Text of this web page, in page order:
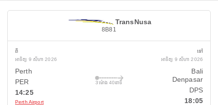
TransNusa
8B81
ពី
អាទិត្យ 9 សីហា 2026
Perth
PER
14:25
Perth Airport
3ម៉ោង 40នាទី
ទៅ
អាទិត្យ 9 សីហា 2026
Bali
Denpasar
DPS
18:05